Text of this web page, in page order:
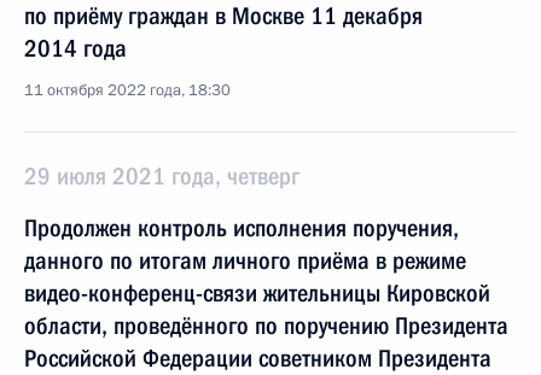
по приёму граждан в Москве 11 декабря
2014 года
11 октября 2022 года, 18:30
29 июля 2021 года, четверг
Продолжен контроль исполнения поручения,
данного по итогам личного приёма в режиме
видео-конференц-связи жительницы Кировской
области, проведённого по поручению Президента
Российской Федерации советником Президента